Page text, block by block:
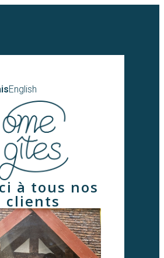
English
à tous nos
clients